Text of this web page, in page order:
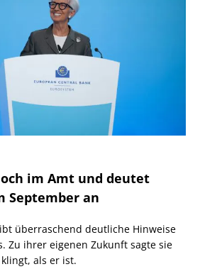
im Amt und deutet
September an
überraschend deutliche Hinweise
Zu ihrer eigenen Zukunft sagte sie
als er ist.